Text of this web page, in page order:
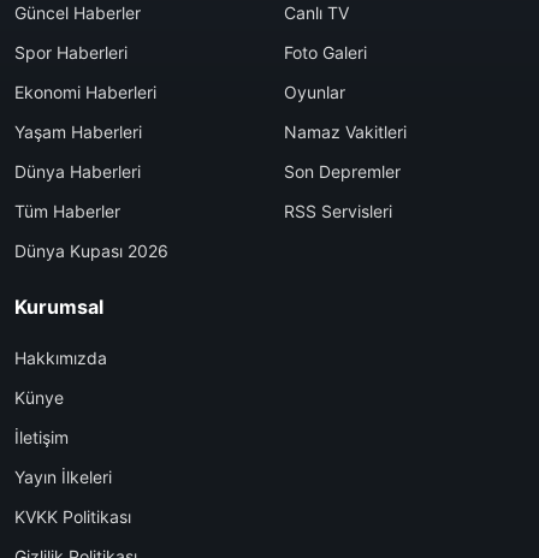
Güncel Haberler
Spor Haberleri
Ekonomi Haberleri
Yaşam Haberleri
Dünya Haberleri
Tüm Haberler
Dünya Kupası 2026
Canlı TV
Foto Galeri
Oyunlar
Namaz Vakitleri
Son Depremler
RSS Servisleri
Kurumsal
Hakkımızda
Künye
İletişim
Yayın İlkeleri
KVKK Politikası